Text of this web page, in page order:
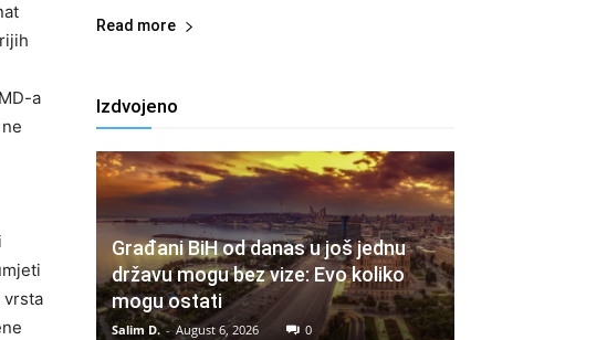
a
vrsta
Read more
Izdvojeno
Građani BiH od danas u još jednu
državu mogu bez vize: Evo koliko
mogu ostati
Salim D. - August 6, 2026 0